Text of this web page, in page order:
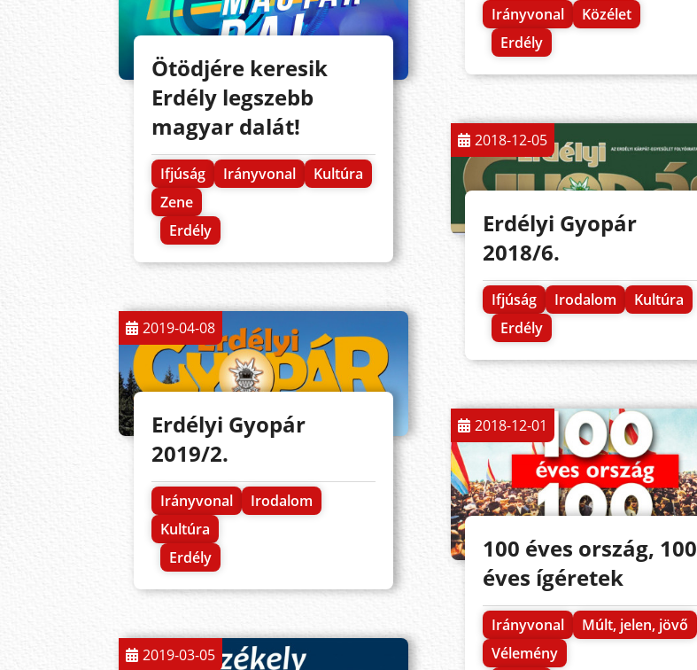
Ötödjére keresik
Erdély legszebb
magyar dalát!
Ifjúság Irányvonal
Kultúra
Zene
Erdély
2019-04-08
Erdélyi Gyopár
2019/2.
Irányvonal
Irodalom
Kultúra
Erdély
2019-03-05
Irányvonal
Közélet
Erdély
2018-12-05
Erdélyi Gyopár
2018/6.
Ifjúság Irodalom
Kultúra
Erdély
2018-12-01
100 éves ország, 100
éves ígéretek
Irányvonal
Múlt, jelen, jövő
Vélemény